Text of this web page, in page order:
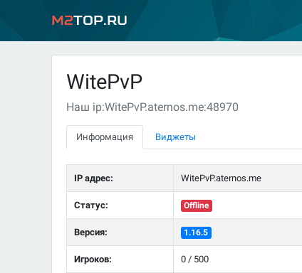
M2Top.ru
WitePvP
Наш ip:WitePvP.aternos.me:48970
Информация Виджеты
IP адрес: WitePvP.aternos.me
Статус: Offline
Версия: 1.16.5
Игроков: 0 / 500